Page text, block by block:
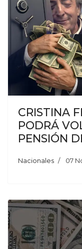
CRISTINA
PODRÁ
PENSIÓN
Nacionales 07